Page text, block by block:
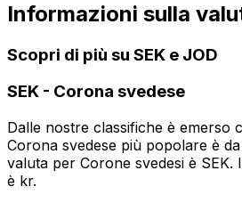
Informazioni sulla
Scopri di più su SEK e JOD
SEK - Corona svedese
Dalle nostre classifiche è emerso
Corona svedese più popolare è
valuta per Corone svedesi è SEK.
è kr.